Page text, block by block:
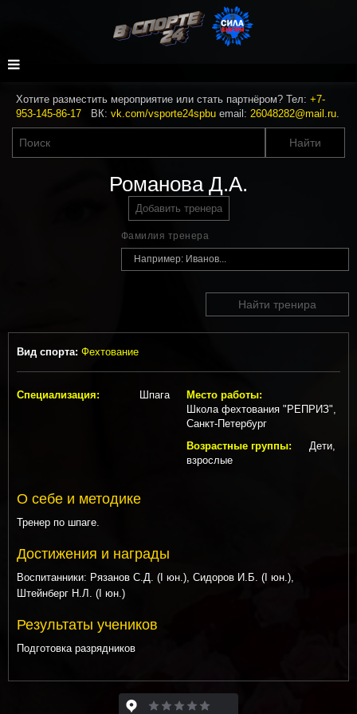
Хотите разместить мероприятие или стать партнёром? Тел: +7-
953-145-86-17 ВК: vk.com/vsporte24spbu email: 26048282@mail.ru.
Романова Д.А.
Добавить тренера
Фамилия тренера
Найти тренира
Вид спорта: Фехтование
Специализация: Шпага
Место работы:
Школа фехтования "РЕПРИЗ",
Санкт-Петербург
Возрастные группы:
Дети,
взрослые
О себе и методике
Тренер по шпаге.
Достижения и награды
Воспитанники: Рязанов С.Д. (I юн.), Сидоров И.Б. (I юн.),
Штейнберг Н.Л. (I юн.)
Результаты учеников
Подготовка разрядников